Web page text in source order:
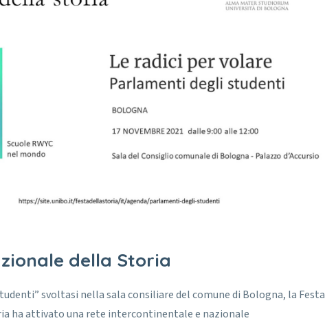
della Storia
svoltasi nella sala consiliare del comune di Bologna, la Festa
ha attivato una rete intercontinentale e nazionale